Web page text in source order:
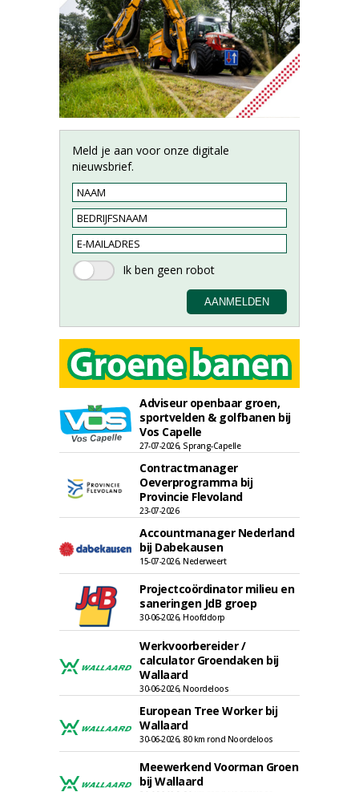
Meld je aan voor onze digitale
nieuwsbrief.
Adviseur openbaar groen,
sportvelden & golfbanen bij
Vos Capelle
27-07-2026, Sprang-Capelle
Contractmanager
Oeverprogramma bij
Provincie Flevoland
23-07-2026
Accountmanager Nederland
bij Dabekausen
15-07-2026, Nederweert
Projectcoördinator milieu en
saneringen JdB groep
30-06-2026, Hoofddorp
Werkvoorbereider /
calculator Groendaken bij
Wallaard
30-06-2026, Noordeloos
European Tree Worker bij
Wallaard
30-06-2026, 80 km rond Noordeloos
Meewerkend Voorman Groen
bij Wallaard